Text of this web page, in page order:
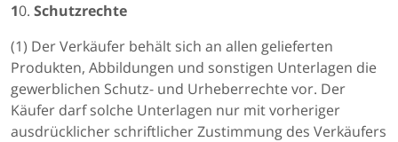
10. Schutzrechte
(1) Der Verkäufer behält sich an allen gelieferten
Produkten, Abbildungen und sonstigen Unterlagen die
gewerblichen Schutz- und Urheberrechte vor. Der
Käufer darf solche Unterlagen nur mit vorheriger
ausdrücklicher schriftlicher Zustimmung des Verkäufers